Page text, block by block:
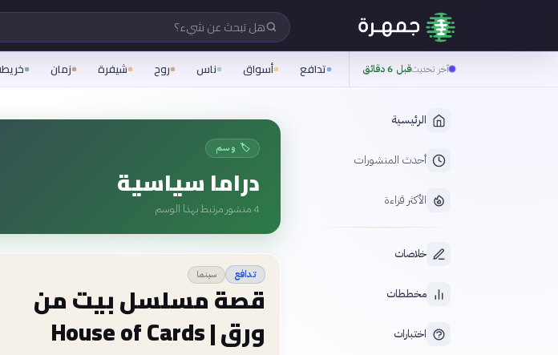
هل تبحث عن شيء؟
آخر تحديثقبل 6 دقائق تدافع أسواق ناس روح شيفرة زمان
الرئيسية
أحدث المنشورات
الأكثر قراءة
خلاصات
مخططات
اختبارات
🏷️ وسم
دراما سياسية
4 منشور مرتبط بهذا الوسم
تدافع سينما
قصة مسلسل بيت من
ورق | House of Cards